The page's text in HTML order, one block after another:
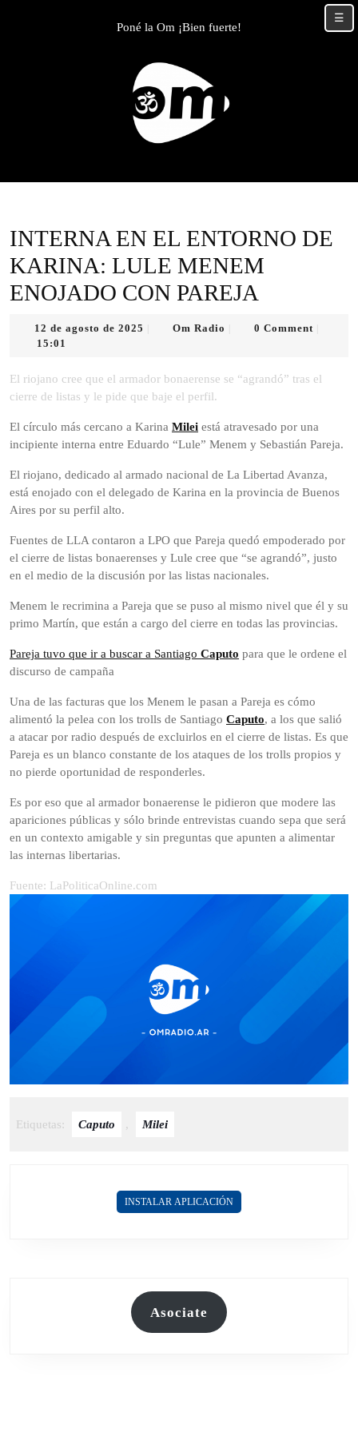
Poné la Om ¡Bien fuerte!
INTERNA EN EL ENTORNO DE
KARINA: LULE MENEM
ENOJADO CON PAREJA
12 de agosto de 2025
de
Om Radio 0 Comment
15:01
El riojano cree que el armador bonaerense se “agrandó” tras el
cierre de listas y le pide que baje el perfil.
El círculo más cercano a Karina Milei está atravesado por una
incipiente interna entre Eduardo “Lule” Menem y Sebastián Pareja.
El riojano, dedicado al armado nacional de La Libertad Avanza,
está enojado con el delegado de Karina en la provincia de Buenos
Aires por su perfil alto.
Fuentes de LLA contaron a LPO que Pareja quedó empoderado por
el cierre de listas bonaerenses y Lule cree que “se agrandó”, justo
en el medio de la discusión por las listas nacionales.
Menem le recrimina a Pareja que se puso al mismo nivel que él y su
primo Martín, que están a cargo del cierre en todas las provincias.
Pareja tuvo que ir a buscar a Santiago Caputo para que le ordene el
discurso de campaña
Una de las facturas que los Menem le pasan a Pareja es cómo
alimentó la pelea con los trolls de Santiago Caputo, a los que salió
a atacar por radio después de excluirlos en el cierre de listas. Es que
Pareja es un blanco constante de los ataques de los trolls propios y
no pierde oportunidad de responderles.
Es por eso que al armador bonaerense le pidieron que modere las
apariciones públicas y sólo brinde entrevistas cuando sepa que será
en un contexto amigable y sin preguntas que apunten a alimentar
las internas libertarias.
Fuente: LaPoliticaOnline.com
Etiquetas: Caputo , Milei
INSTALAR APLICACIÓN
Asociate
☰